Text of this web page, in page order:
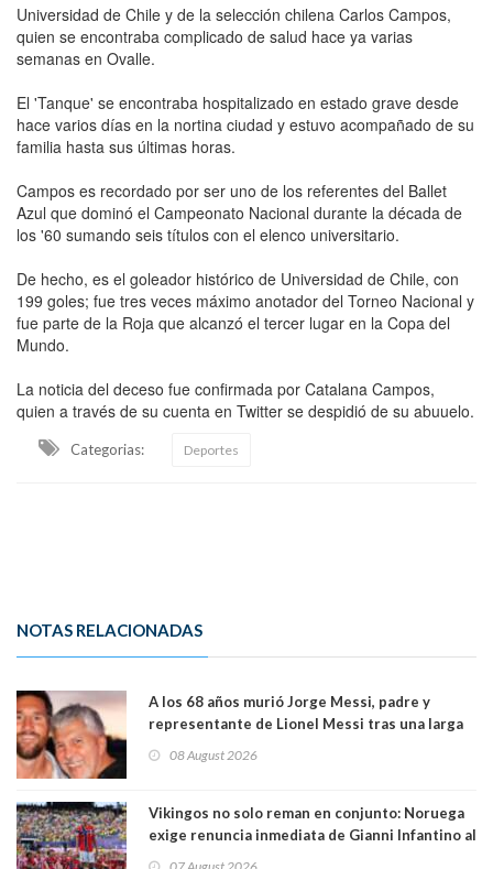
Universidad de Chile y de la selección chilena Carlos Campos,
quien se encontraba complicado de salud hace ya varias
semanas en Ovalle.
El 'Tanque' se encontraba hospitalizado en estado grave desde
hace varios días en la nortina ciudad y estuvo acompañado de su
familia hasta sus últimas horas.
Campos es recordado por ser uno de los referentes del Ballet
Azul que dominó el Campeonato Nacional durante la década de
los '60 sumando seis títulos con el elenco universitario.
De hecho, es el goleador histórico de Universidad de Chile, con
199 goles; fue tres veces máximo anotador del Torneo Nacional y
fue parte de la Roja que alcanzó el tercer lugar en la Copa del
Mundo.
La noticia del deceso fue confirmada por Catalana Campos,
quien a través de su cuenta en Twitter se despidió de su abuuelo.
Categorias: Deportes
NOTAS RELACIONADAS
A los 68 años murió Jorge Messi, padre y
representante de Lionel Messi tras una larga
08 August 2026
Vikingos no solo reman en conjunto: Noruega
exige renuncia inmediata de Gianni Infantino al